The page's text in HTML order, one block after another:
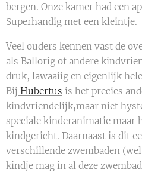
bergen. Onze kamer had een
Superhandig met een kleintje.
Veel ouders kennen vast de
als Ballorig of andere
druk, lawaaiig en eigenlijk
Bij Hubertus is het precies
kindvriendelijk,maar niet
speciale kinderanimatie maar
kindgericht. Daarnaast is dit
verschillende zwembaden
kindje mag in al deze